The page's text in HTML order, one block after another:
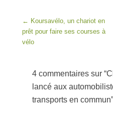
Post navigation
← Koursavélo, un chariot en
prêt pour faire ses courses à
vélo
4 commentaires sur “
lancé aux
transports en commun”